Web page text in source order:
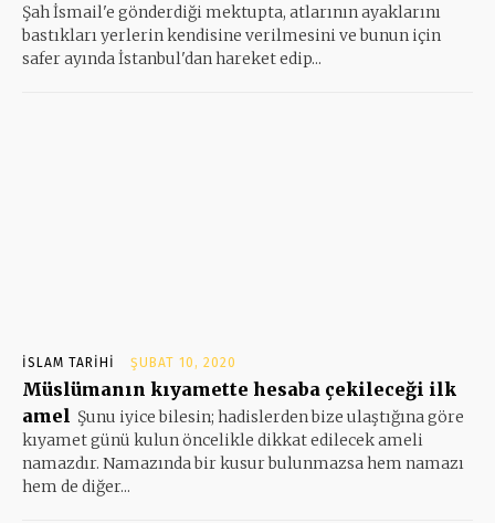
Şah İsmail'e gönderdiği mektupta, atlarının ayaklarını
bastıkları yerlerin kendisine verilmesini ve bunun için
safer ayında İstanbul'dan hareket edip...
İSLAM TARIHI ŞUBAT 10, 2020
Müslümanın kıyamette hesaba çekileceği ilk
amel Şunu iyice bilesin; hadislerden bize ulaştığına göre
kıyamet günü kulun öncelikle dikkat edilecek ameli
namazdır. Namazında bir kusur bulunmazsa hem namazı
hem de diğer...